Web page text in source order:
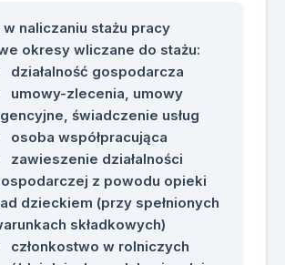
w naliczaniu stażu pracy
okresy wliczane do stażu:
działalność gospodarcza
umowy-zlecenia, umowy
świadczenie usług
osoba współpracująca
zawieszenie działalności
z powodu opieki
dzieckiem (przy spełnionych
składkowych)
członkostwo w rolniczych